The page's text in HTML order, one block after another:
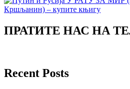
ПРАТИТЕ НАС НА
Recent Posts